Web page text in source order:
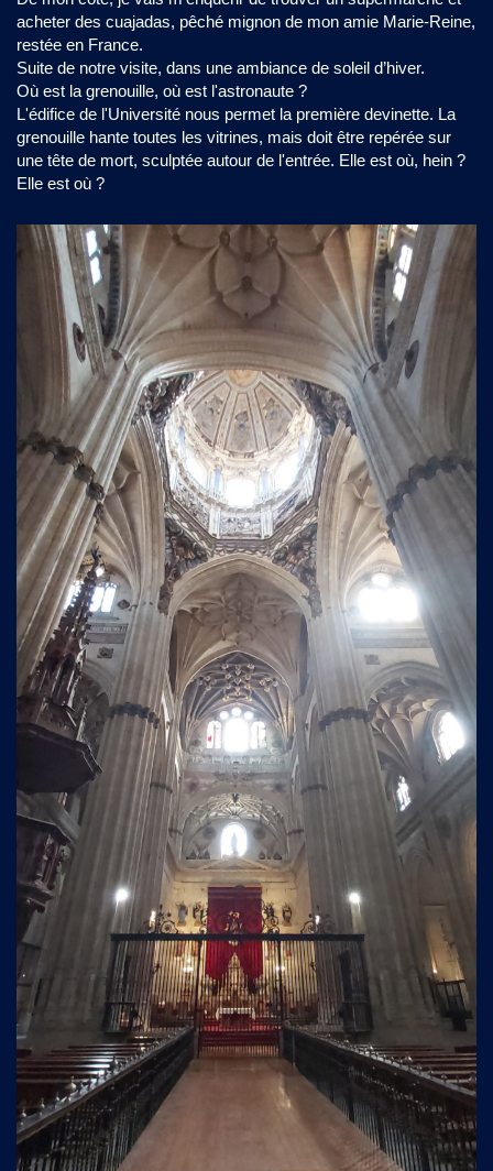
acheter des cuajadas, pêché mignon de mon amie Marie-Reine,
restée en France.
Suite de notre visite, dans une ambiance de soleil d’hiver.
Où est la grenouille, où est l'astronaute ?
L'édifice de l'Université nous permet la première devinette. La
grenouille hante toutes les vitrines, mais doit être repérée sur
une tête de mort, sculptée autour de l'entrée. Elle est où, hein ?
Elle est où ?